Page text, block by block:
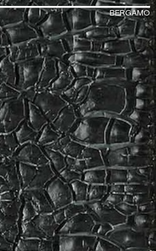
BERGAMO